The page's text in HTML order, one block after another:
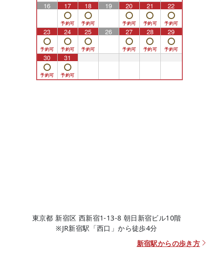
16 17 18 19 20 21 22
23 24 25 26 27 28 29
30 31
東京都 新宿区 西新宿1-13-8 朝日新宿ビル10階
※JR新宿駅「西口」から徒歩4分
新宿駅からの歩き方